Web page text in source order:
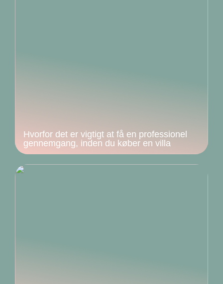
Hvorfor det er vigtigt at få en professionel
gennemgang, inden du køber en villa